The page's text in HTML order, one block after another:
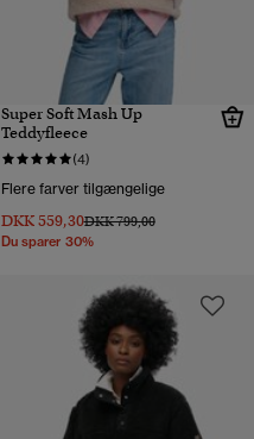
Super Soft Mash Up
Teddyfleece
(4)
Flere farver tilgængelige
DKK 559,30Pris nedsat fra
DKK 799,00til
Du sparer 30%